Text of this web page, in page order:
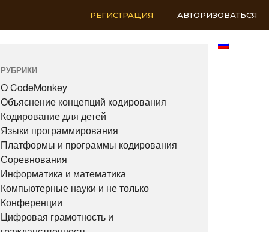
РЕГИСТРАЦИЯ АВТОРИЗОВАТЬСЯ
РУБРИКИ
О CodeMonkey
Объяснение концепций кодирования
Кодирование для детей
Языки программирования
Платформы и программы кодирования
Соревнования
Информатика и математика
Компьютерные науки и не только
Конференции
Цифровая грамотность и